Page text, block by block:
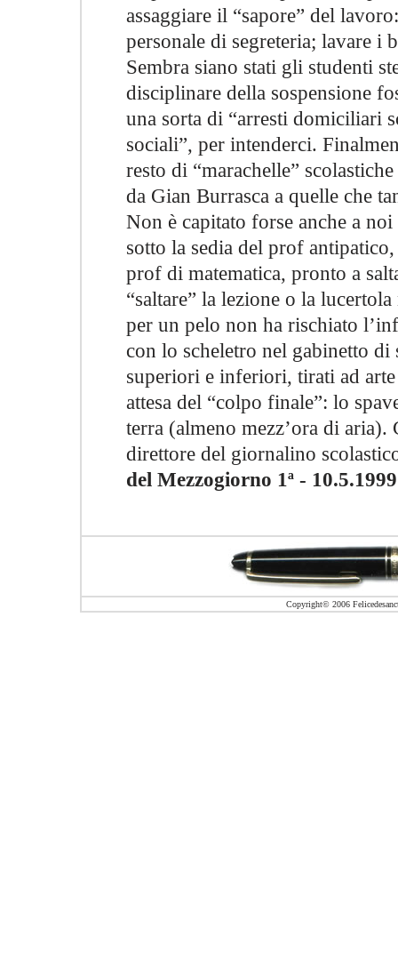
assaggiare il “sapore” del
personale di segreteria; lavare i
Sembra siano stati gli studenti
disciplinare della sospensione
una sorta di “arresti domiciliari
sociali”, per intenderci.
resto di “marachelle”
da Gian Burrasca a quelle che
Non è capitato forse anche a
sotto la sedia del prof
prof di matematica, pronto a
“saltare” la lezione o la
per un pelo non ha rischiato
con lo scheletro nel gabinetto
superiori e inferiori, tirati ad
attesa del “colpo finale”: lo
terra (almeno mezz’ora di aria).
direttore del giornalino
del Mezzogiorno 1ª - 10.5.1999
Copyright© 2006